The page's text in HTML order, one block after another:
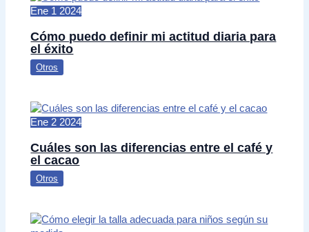
Ene 1 2024
Cómo puedo definir mi actitud diaria para
el éxito
Otros
Ene 2 2024
Cuáles son las diferencias entre el café y
el cacao
Otros